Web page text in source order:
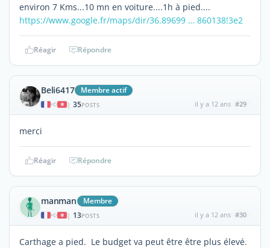
environ 7 Kms...10 mn en voiture....1h à pied....
https://www.google.fr/maps/dir/36.89699 … 860138!3e2
Réagir Répondre
Beli6417 Membre actif
| 35POSTS il y a 12 ans #29
merci
Réagir Répondre
manman Membre
| 13POSTS il y a 12 ans #30
Carthage a pied. Le budget va peut être être plus élevé.